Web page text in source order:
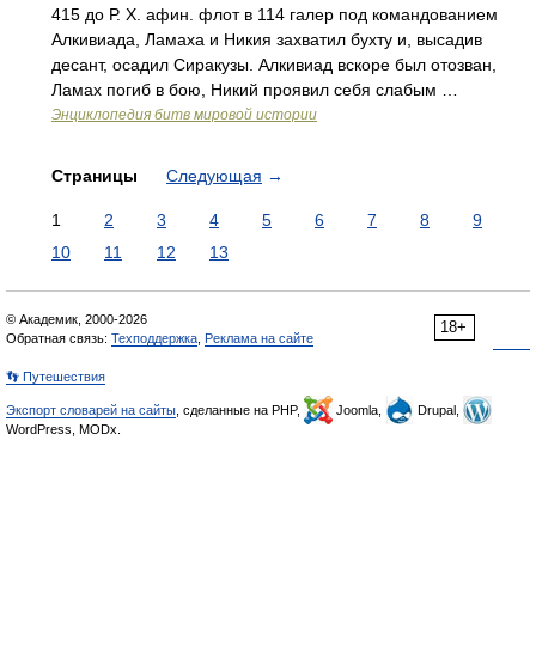
415 до Р. X. афин. флот в 114 галер под командованием
Алкивиада, Ламаха и Никия захватил бухту и, высадив
десант, осадил Сиракузы. Алкивиад вскоре был отозван,
Ламах погиб в бою, Никий проявил себя слабым …
Энциклопедия битв мировой истории
Страницы Следующая →
1 2 3 4 5 6 7 8
9
10
11 12 13
18+
© Академик, 2000-2026
Обратная связь: Техподдержка Реклама на сайте
👣 Путешествия
Экспорт словарей на сайты , сделанные на PHP, Joomla,
Drupal,
WordPress, MODx.